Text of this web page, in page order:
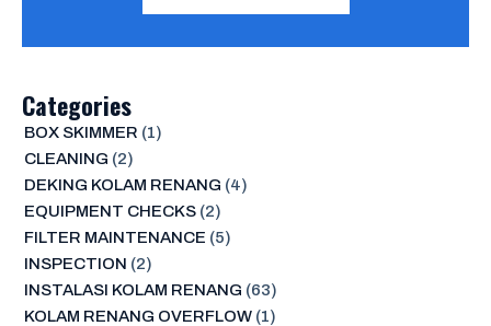
Categories
BOX SKIMMER (1)
CLEANING (2)
DEKING KOLAM RENANG (4)
EQUIPMENT CHECKS(2)
FILTER MAINTENANCE (5)
INSPECTION (2)
INSTALASI KOLAM RENANG (63)
KOLAM RENANG OVERFLOW(1)